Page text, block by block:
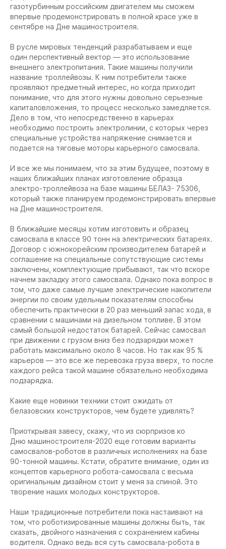
газотурбинным российским двигателем мы сможем
впервые продемонстрировать в полной красе уже в
сентябре на Дне машиностроителя.
В русле мировых тенденций разрабатываем и еще
один перспективный вектор — это использование
внешнего электропитания. Такие машины получили
название троллейвозы. К ним потребители также
проявляют предметный интерес, но когда приходит
понимание, что для этого нужны довольно серьезные
капиталовложения, то процесс несколько замедляется.
Дело в том, что непосредственно в карьерах
необходимо построить электролинии, с которых через
специальные устройства напряжение снимается и
подается на тяговые моторы карьерного самосвала.
И все же мы понимаем, что за этим будущее, поэтому в
наших ближайших планах изготовление образца
электро-троллейвоза на базе машины БЕЛАЗ- 75306,
который также планируем продемонстрировать впервые
на Дне машиностроителя.
В ближайшие месяцы хотим изготовить и образец
самосвала в классе 90 тонн на электрических батареях.
Договор с южнокорейским производителем батарей и
соглашение на специальные сопутствующие системы
заключены, комплектующие прибывают, так что вскоре
начнем закладку этого самосвала. Однако пока вопрос в
том, что даже самые лучшие электрические накопители
энергии по своим удельным показателям способны
обеспечить практически в 20 раз меньший запас хода, в
сравнении с машинами на дизельном топливе. В этом
самый большой недостаток батарей. Сейчас самосвал
при движении с грузом вниз без подзарядки может
работать максимально около 8 часов. Но так как 95 %
карьеров — это все же перевозка груза вверх, то после
каждого рейса такой машине обязательно необходима
подзарядка.
Какие еще новинки техники стоит ожидать от
белазовских конструкторов, чем будете удивлять?
Приоткрывая завесу, скажу, что из сюрпризов ко
Дню машиностроителя-2020 еще готовим варианты
самосвалов-роботов в различных исполнениях на базе
90-тонной машины. Кстати, обратите внимание, один из
концептов карьерного робота-самосвала с весьма
оригинальным дизайном стоит у меня за спиной. Это
творение наших молодых конструкторов.
Наши традиционные потребители пока настаивают на
том, что роботизированные машины должны быть, так
сказать, двойного назначения с сохранением кабины
водителя. Однако ведь вся суть самосвала-робота в